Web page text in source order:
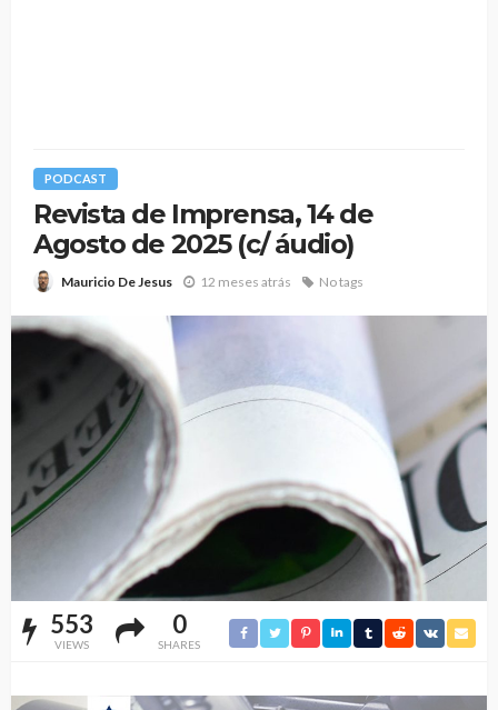
PODCAST
Revista de Imprensa, 14 de
Agosto de 2025 (c/ áudio)
Mauricio De Jesus 12 meses atrás No tags
553
VIEWS
0
SHARES